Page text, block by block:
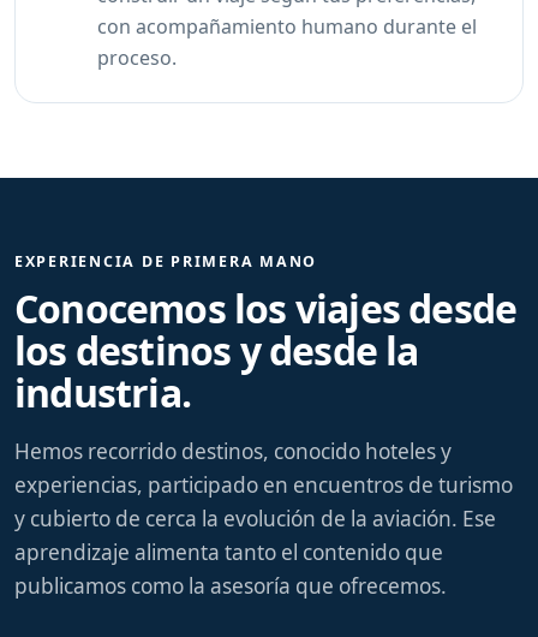
con acompañamiento humano durante el
proceso.
EXPERIENCIA DE PRIMERA MANO
Conocemos los viajes desde
los destinos y desde la
industria.
Hemos recorrido destinos, conocido hoteles y
experiencias, participado en encuentros de turismo
y cubierto de cerca la evolución de la aviación. Ese
aprendizaje alimenta tanto el contenido que
publicamos como la asesoría que ofrecemos.